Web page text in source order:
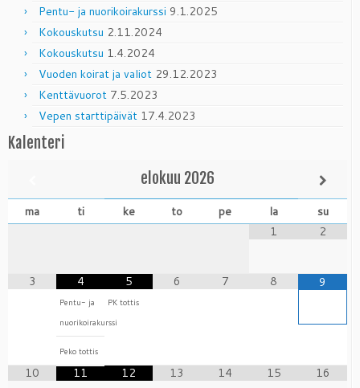
Pentu- ja nuorikoirakurssi 9.1.2025
Kokouskutsu 2.11.2024
Kokouskutsu 1.4.2024
Vuoden koirat ja valiot 29.12.2023
Kenttävuorot 7.5.2023
Vepen starttipäivät 17.4.2023
Kalenteri
elokuu 2026
ma ti ke to pe la
su
1
2
3 4
Pentu- ja
nuorikoirakurssi
Peko tottis
5
PK tottis
6 7 8 9
10 11 12 13 14 15 16